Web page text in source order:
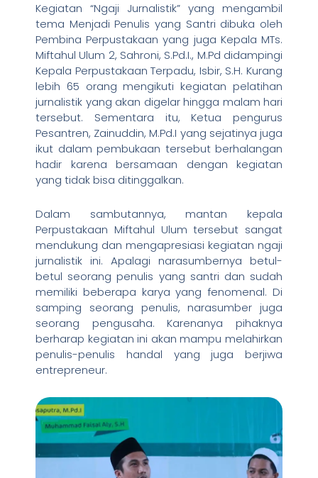
Kegiatan “Ngaji Jurnalistik” yang mengambil
tema Menjadi Penulis yang Santri dibuka oleh
Pembina Perpustakaan yang juga Kepala MTs.
Miftahul Ulum 2, Sahroni, S.Pd.I., M.Pd didampingi
Kepala Perpustakaan Terpadu, Isbir, S.H. Kurang
lebih 65 orang mengikuti kegiatan pelatihan
jurnalistik yang akan digelar hingga malam hari
tersebut. Sementara itu, Ketua pengurus
Pesantren, Zainuddin, M.Pd.I yang sejatinya juga
ikut dalam pembukaan tersebut berhalangan
hadir karena bersamaan dengan kegiatan
yang tidak bisa ditinggalkan.
Dalam sambutannya, mantan kepala
Perpustakaan Miftahul Ulum tersebut sangat
mendukung dan mengapresiasi kegiatan ngaji
jurnalistik ini. Apalagi narasumbernya betul-
betul seorang penulis yang santri dan sudah
memiliki beberapa karya yang fenomenal. Di
samping seorang penulis, narasumber juga
seorang pengusaha. Karenanya pihaknya
berharap kegiatan ini akan mampu melahirkan
penulis-penulis handal yang juga berjiwa
entrepreneur.